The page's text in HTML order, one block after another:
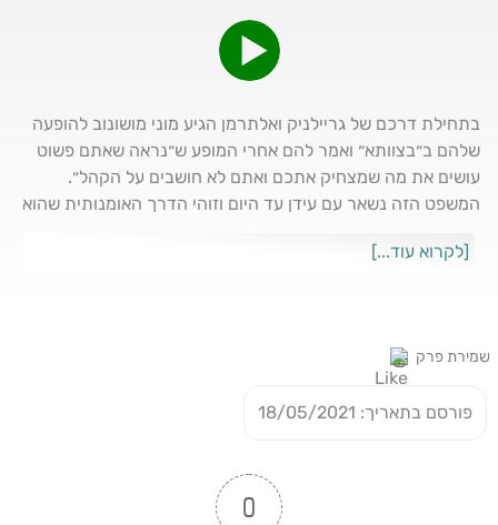
בתחילת דרכם של גריילניק ואלתרמן הגיע מוני מושונוב להופעה
שלהם ב״בצוותא״ ואמר להם אחרי המופע ש״נראה שאתם פשוט
עושים את מה שמצחיק אתכם ואתם לא חושבים על הקהל״.
המשפט הזה נשאר עם עידן עד היום וזוהי הדרך האומנותית שהוא
על ה״רכות״ של תקופת הקורונה, רגעי השיא בפריימטיים הישראלי
- הפודקאסט של אריק זאבי
[לקרוא עוד...]
שמירת פרק
פורסם בתאריך: 18/05/2021
0